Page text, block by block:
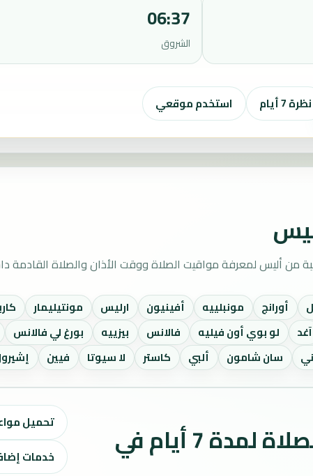
06:37
الشروق
نظرة 7 أيام استخدم موقعي
من أليس لمعرفة مواقيت الصلاة ووقت الأذان والصلاة القادمة
أورانج مونبلييه أفينيون ارليس مونتيليمار
آغد لو بوي أون فيليه فالانس بيزييه بورغ لي فالانس
سان شامون ألبي كاستر لا سيوتا فيين
جدول مواقيت الصلاة لمدة 7 أيام في
تحميل مواعيد
خدمات